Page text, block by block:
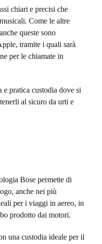
chiari e precisi che
Come le altre
queste sono
tramite i quali sarà
per le chiamate in
e pratica custodia dove si
al sicuro da urti e
Bose permette di
anche nei più
per i viaggi in aereo, in
prodotto dai motori.
una custodia ideale per il